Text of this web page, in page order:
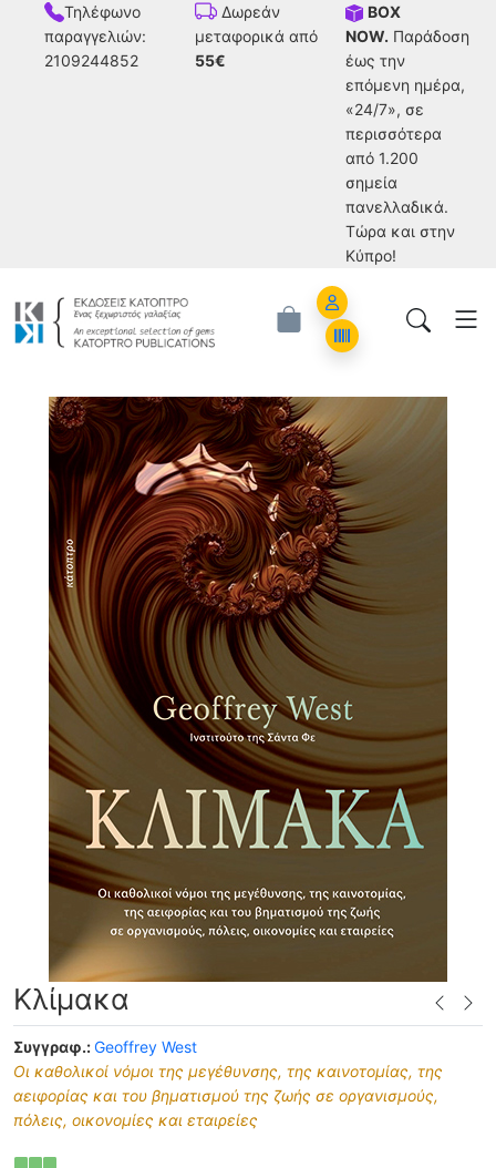
Τηλέφωνο
παραγγελιών:
2109244852
Δωρεάν
μεταφορικά από
55€
BOX
NOW. Παράδοση
έως την
επόμενη ημέρα,
«24/7», σε
περισσότερα
από 1.200
σημεία
πανελλαδικά.
Tώρα και στην
Κύπρο!
Account
Orders
Κλίμακα
Συγγραφ.:Geoffrey West
Οι καθολικοί νόµοι της µεγέθυνσης, της καινοτοµίας, της
αειφορίας και του βηµατισµού της ζωής σε οργανισµούς,
πόλεις, οικονοµίες και εταιρείες